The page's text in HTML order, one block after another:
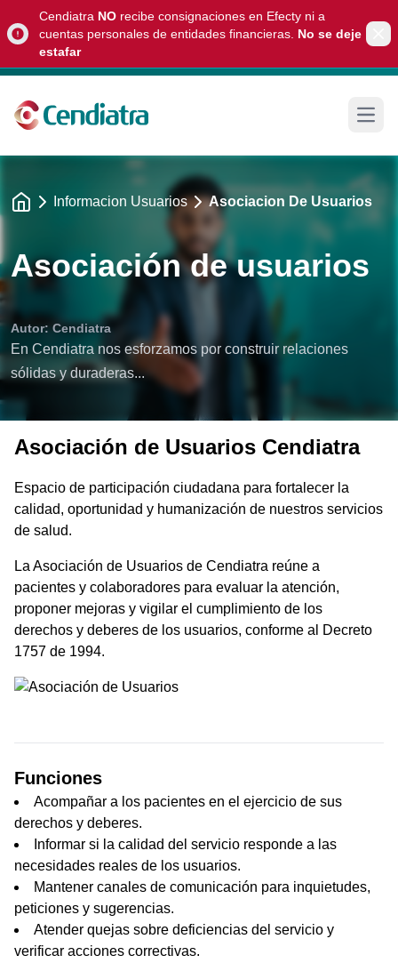
Light bulb
Cendiatra NO recibe consignaciones en Efecty ni a
cuentas personales de entidades financieras. No se deje
estafar
Informacion Usuarios Asociacion De Usuarios
Asociación de usuarios
Autor: Cendiatra
En Cendiatra nos esforzamos por construir relaciones
sólidas y duraderas...
Asociación de Usuarios Cendiatra
Espacio de participación ciudadana para fortalecer la
calidad, oportunidad y humanización de nuestros servicios
de salud.
La Asociación de Usuarios de Cendiatra reúne a
pacientes y colaboradores para evaluar la atención,
proponer mejoras y vigilar el cumplimiento de los
derechos y deberes de los usuarios, conforme al Decreto
1757 de 1994.
Funciones
Acompañar a los pacientes en el ejercicio de sus
derechos y deberes.
Informar si la calidad del servicio responde a las
necesidades reales de los usuarios.
Mantener canales de comunicación para inquietudes,
peticiones y sugerencias.
Atender quejas sobre deficiencias del servicio y
verificar acciones correctivas.